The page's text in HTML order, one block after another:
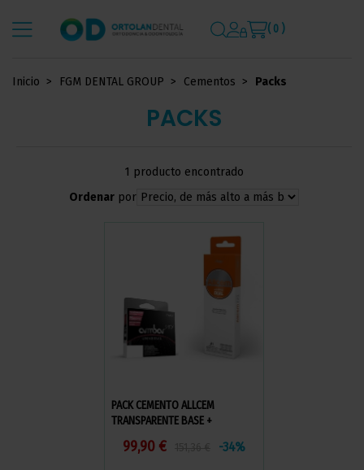
( 0 )
Inicio FGM DENTAL GROUP Cementos Packs
PACKS
1 producto encontrado
Ordenar por
PACK CEMENTO ALLCEM
TRANSPARENTE BASE +
99,90 € -34%